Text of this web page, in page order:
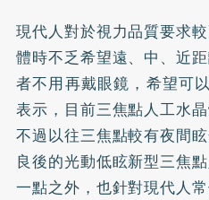
現代人對於視力品質要求
體時不乏希望遠、中、近
者不用再戴眼鏡，希望可
表示，目前三焦點人工水
不過以往三焦點較有夜間
良後的光動低眩新型三焦
一點之外，也針對現代人